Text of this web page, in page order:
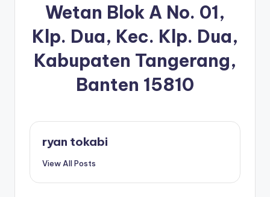
Wetan Blok A No. 01,
Klp. Dua, Kec. Klp. Dua,
Kabupaten Tangerang,
Banten 15810
ryan tokabi
View All Posts